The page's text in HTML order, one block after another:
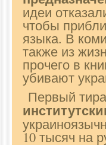
идеи
чтобы
языка. В
также из
прочего в
убивают
Первый
10 тысяч на